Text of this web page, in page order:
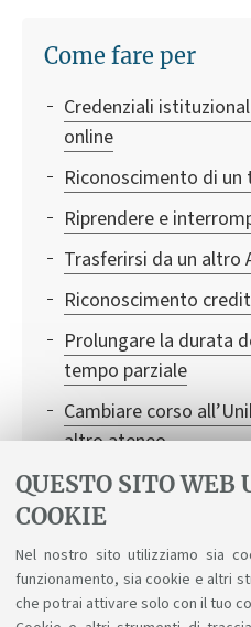
QUESTO SITO
COOKIE
Nel nostro sito utilizziamo sia
funzionamento, sia cookie e altri
che potrai attivare solo con il tuo
Come fare per
Credenziali
online
Riconoscimento di
Riprendere e
Trasferirsi da un altro
Riconoscimento
Prolungare la durata
tempo parziale
Cambiare corso
altro ateneo
Conciliare studio e
Iscriversi a singole
Attivare una carriera
Conciliare studio e